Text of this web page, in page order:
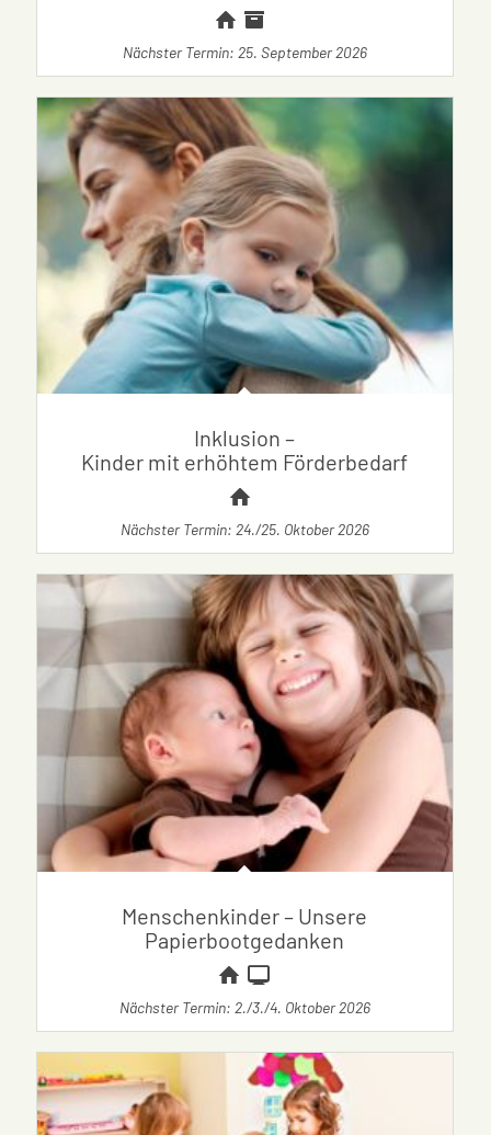
Nächster Termin: 25. September 2026
Inklusion –
Kinder mit erhöhtem Förderbedarf
Nächster Termin: 24./25. Oktober 2026
Menschenkinder – Unsere
Papierbootgedanken
Nächster Termin: 2./3./4. Oktober 2026